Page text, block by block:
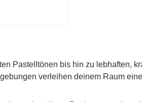
Pastelltönen bis hin zu lebhaften,
verleihen deinem Raum